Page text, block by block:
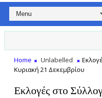
Home Unlabelled
Κυριακή 21 Δεκεμβρίου
Εκλογές στο